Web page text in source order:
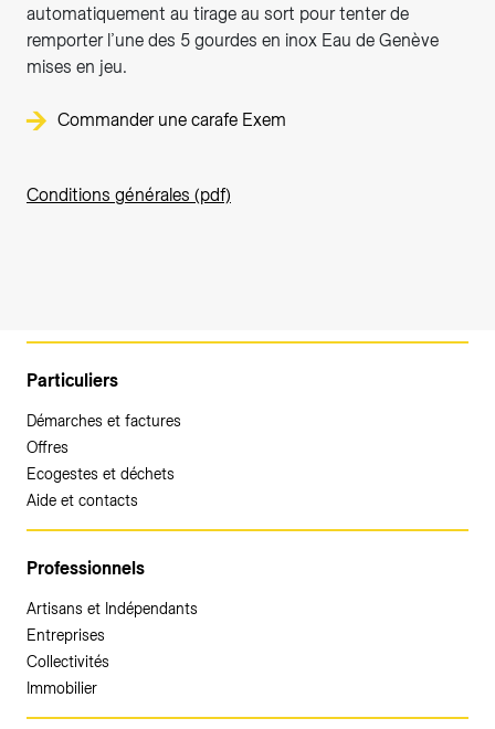
automatiquement au tirage au sort pour tenter de
remporter l’une des 5 gourdes en inox Eau de Genève
mises en jeu.
Commander une carafe Exem
Conditions générales (pdf)
Particuliers
Démarches et factures
Offres
Ecogestes et déchets
Aide et contacts
Professionnels
Artisans et Indépendants
Entreprises
Collectivités
Immobilier